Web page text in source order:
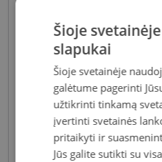
Akiniai moterims
dizaino elementais,
moterišką įvaizdį. Šiandien
įvairovė leidžia akinių
Šioje
slapukai
Šioje svetainėje
galėtume pagerinti
užtikrinti tinkamą
įvertinti svetainės
pritaikyti ir
Jūs galite sutikti su